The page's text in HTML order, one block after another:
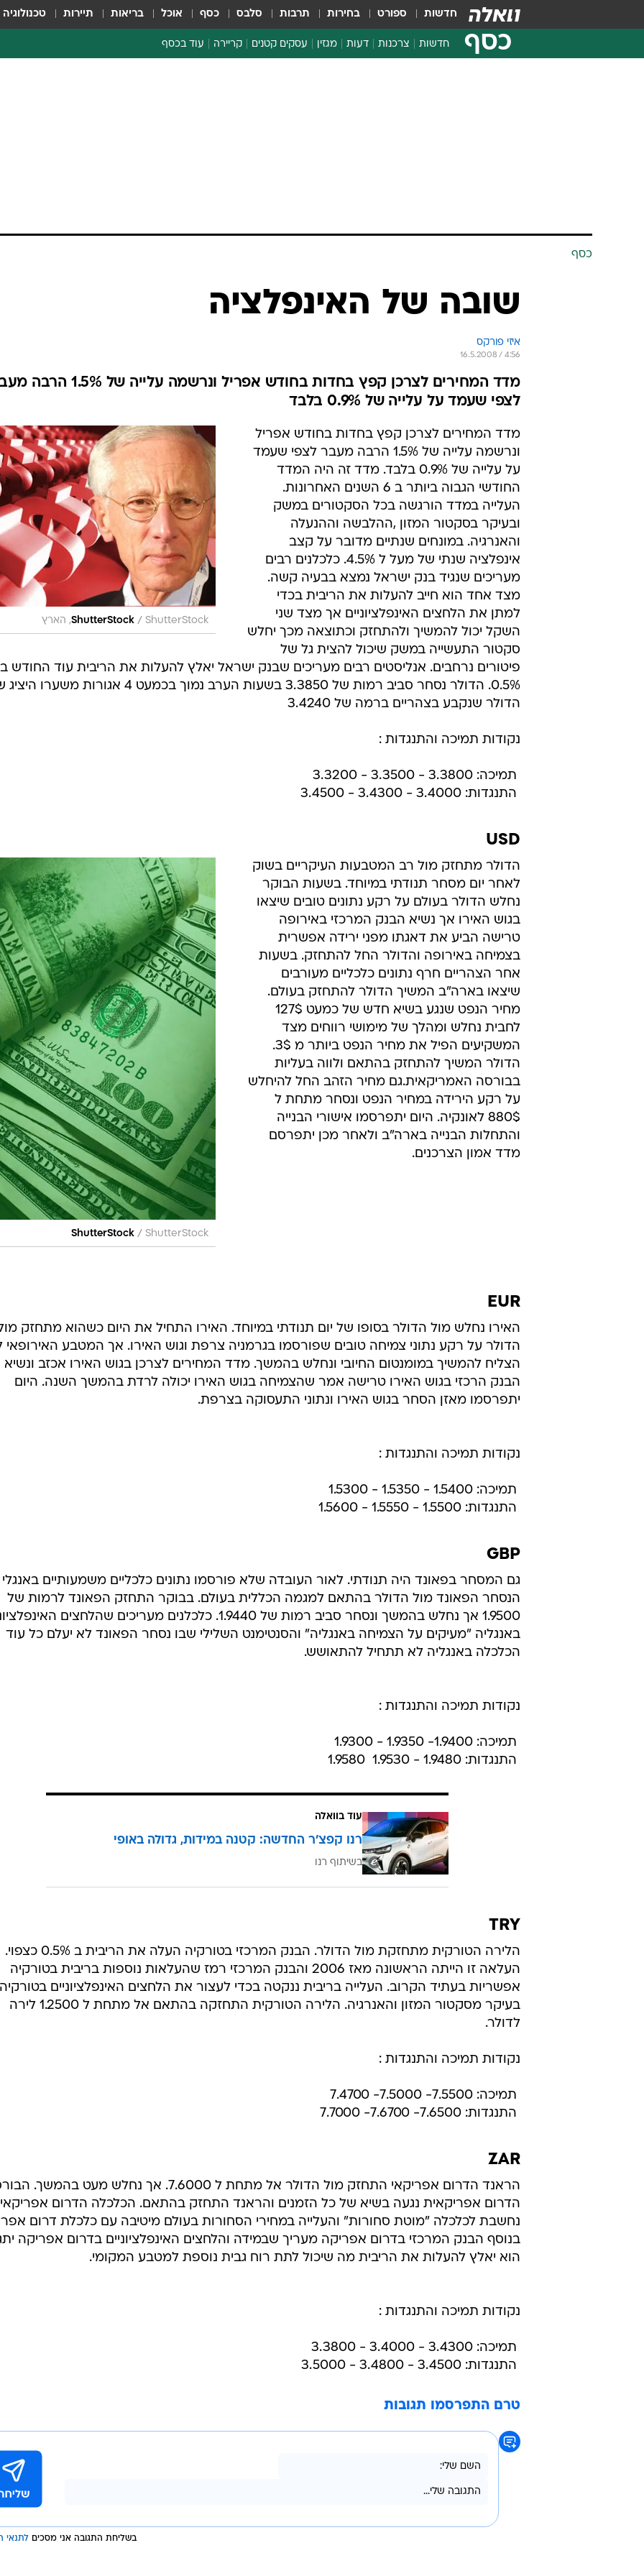
חדשות ספורט בחירות תרבות סלבס כסף אוכל בריאות תיירות טכנולוגיה
כסף חדשות צרכנות דעות מגזין עסקים קטנים קריירה עוד בכסף
כסף
שובה של האינפלציה
איזי פורקס
16.5.2008 / 4:56
מדד המחירים לצרכן קפץ בחדות בחודש אפריל ונרשמה עלייה של
לצפי שעמד על עלייה של 0.9% בלבד
ShutterStock / ShutterStock, הארץ
מדד המחירים לצרכן קפץ בחדות בחודש אפריל
ונרשמה עלייה של 1.5% הרבה מעבר לצפי שעמד
על עלייה של 0.9% בלבד. מדד זה היה המדד
החודשי הגבוה ביותר ב 6 השנים האחרונות.
העלייה במדד הורגשה בכל הסקטורים במשק
ובעיקר בסקטור המזון ,ההלבשה וההנעלה
והאנרגיה. במונחים שנתיים מדובר על קצב
אינפלציה שנתי של מעל ל 4.5%. כלכלנים רבים
מעריכים שנגיד בנק ישראל נמצא בבעיה קשה.
מצד אחד הוא חייב להעלות את הריבית בכדי
למתן את הלחצים האינפלציוניים אך מצד שני
השקל יכול להמשיך ולהתחזק וכתוצאה מכך יחלש
סקטור התעשייה במשק שיכול להצית גל של
פיטורים נרחבים. אנליסטים רבים מעריכים שבנק ישראל יאלץ להעלות את הריבית עוד החודש ב
0.5%. הדולר נסחר סביב רמות של 3.3850 בשעות הערב נמוך בכמעט 4 אגורות משערו
הדולר שנקבע בצהריים ברמה של 3.4240
נקודות תמיכה והתנגדות :
 תמיכה: 3.3800 - 3.3500 - 3.3200
 התנגדות: 3.4000 - 3.4300 - 3.4500
USD
ShutterStock / ShutterStock
הדולר מתחזק מול רב המטבעות העיקריים בשוק
לאחר יום מסחר תנודתי במיוחד. בשעות הבוקר
נחלש הדולר בעולם על רקע נתונים טובים שיצאו
בגוש האירו אך נשיא הבנק המרכזי באירופה
טרישה הביע את דאגתו מפני ירידה אפשרית
בצמיחה באירופה והדולר החל להתחזק. בשעות
אחר הצהריים חרף נתונים כלכליים מעורבים
שיצאו בארה"ב המשיך הדולר להתחזק בעולם.
מחיר הנפט שנגע בשיא חדש של כמעט 127$
לחבית נחלש ומהלך של מימושי רווחים מצד
המשקיעים הפיל את מחיר הנפט ביותר מ 3$.
הדולר המשיך להתחזק בהתאם ולווה בעליות
בבורסה האמריקאית.גם מחיר הזהב החל להיחלש
על רקע הירידה במחיר הנפט ונסחר מתחת ל
880$ לאונקיה. היום יתפרסמו אישורי הבנייה
והתחלות הבנייה בארה"ב ולאחר מכן יתפרסם
מדד אמון הצרכנים.
EUR
האירו נחלש מול הדולר בסופו של יום תנודתי במיוחד. האירו התחיל את היום כשהוא מתחזק
הדולר על רקע נתוני צמיחה טובים שפורסמו בגרמניה צרפת וגוש האירו. אך המטבע האירופאי
הצליח להמשיך במומנטום החיובי ונחלש בהמשך. מדד המחירים לצרכן בגוש האירו אכזב ונשיא
הבנק הרכזי בגוש האירו טרישה אמר שהצמיחה בגוש האירו יכולה לרדת בהמשך השנה. היום
יתפרסמו מאזן הסחר בגוש האירו ונתוני התעסוקה בצרפת.
נקודות תמיכה והתנגדות :
 תמיכה: 1.5400 - 1.5350 - 1.5300
 התנגדות: 1.5500 - 1.5550 - 1.5600
GBP
גם המסחר בפאונד היה תנודתי. לאור העובדה שלא פורסמו נתונים כלכליים משמעותיים באנגלי
הנסחר הפאונד מול הדולר בהתאם למגמה הכללית בעולם. בבוקר התחזק הפאונד לרמות של
1.9500 אך נחלש בהמשך ונסחר סביב רמות של 1.9440. כלכלנים מעריכים שהלחצים
באנגליה "מעיקים על הצמיחה באנגליה" והסנטימנט השלילי שבו נסחר הפאונד לא יעלם כל עוד
הכלכלה באנגליה לא תתחיל להתאושש.
נקודות תמיכה והתנגדות :
 תמיכה: 1.9400- 1.9350 - 1.9300
 התנגדות: 1.9480 - 1.9530  1.9580
עוד בוואלה
רנו קפצ'ר החדשה: קטנה במידות, גדולה באופי
בשיתוף רנו
TRY
הלירה הטורקית מתחזקת מול הדולר. הבנק המרכזי בטורקיה העלה את הריבית ב 0.5% כצפוי.
העלאה זו הייתה הראשונה מאז 2006 והבנק המרכזי רמז שהעלאות נוספות בריבית בטורקיה
אפשריות בעתיד הקרוב. העלייה בריבית ננקטה בכדי לעצור את הלחצים האינפלציוניים בטורקיה
בעיקר מסקטור המזון והאנרגיה. הלירה הטורקית התחזקה בהתאם אל מתחת ל 1.2500 לירה
לדולר.
נקודות תמיכה והתנגדות :
 תמיכה: 7.5500- 7.5000- 7.4700
 התנגדות: 7.6500- 7.6700- 7.7000
ZAR
הראנד הדרום אפריקאי התחזק מול הדולר אל מתחת ל 7.6000. אך נחלש מעט
הדרום אפריקאית נגעה בשיא של כל הזמנים והראנד התחזק בהתאם. הכלכלה הדרום
נחשבת לכלכלה "מוטת סחורות" והעלייה במחירי הסחורות בעולם מיטיבה עם כלכלת דרום
בנוסף הבנק המרכזי בדרום אפריקה מעריך שבמידה והלחצים האינפלציוניים בדרום אפריקה
הוא יאלץ להעלות את הריבית מה שיכול לתת רוח גבית נוספת למטבע המקומי.
נקודות תמיכה והתנגדות :
 תמיכה: 3.4300 - 3.4000 - 3.3800
 התנגדות: 3.4500 - 3.4800 - 3.5000
טרם התפרסמו תגובות
בשליחת התגובה אני מסכים לתנאי